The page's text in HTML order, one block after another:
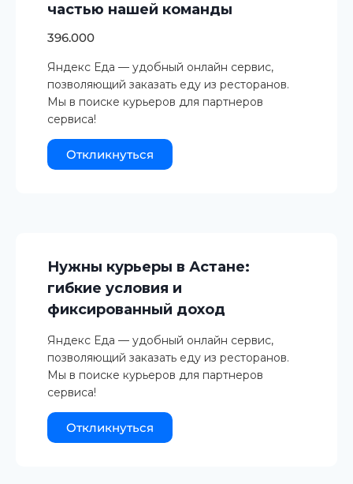
частью нашей команды
396.000
Яндекс Еда — удобный онлайн сервис,
позволяющий заказать еду из ресторанов.
Мы в поиске курьеров для партнеров
сервиса!
Откликнуться
Нужны курьеры в Астане:
гибкие условия и
фиксированный доход
Яндекс Еда — удобный онлайн сервис,
позволяющий заказать еду из ресторанов.
Мы в поиске курьеров для партнеров
сервиса!
Откликнуться